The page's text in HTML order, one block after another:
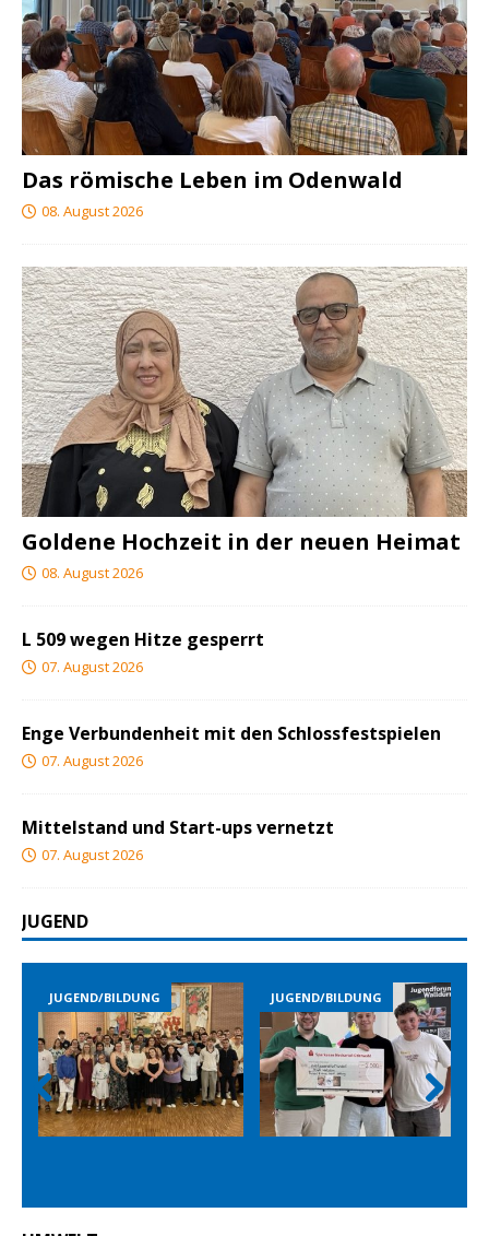
Das römische Leben im Odenwald
08. August 2026
Goldene Hochzeit in der neuen Heimat
08. August 2026
L 509 wegen Hitze gesperrt
07. August 2026
Enge Verbundenheit mit den Schlossfestspielen
07. August 2026
Mittelstand und Start-ups vernetzt
07. August 2026
JUGEND
BILDUNG JUGEND/BILDUNG
Prev
ious
Nex
t